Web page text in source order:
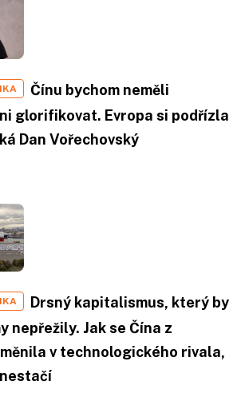
Čínu bychom neměli
glorifikovat. Evropa si podřízla
Dan Vořechovský
Drsný kapitalismus, který by
nepřežily. Jak se Čína z
v technologického rivala,